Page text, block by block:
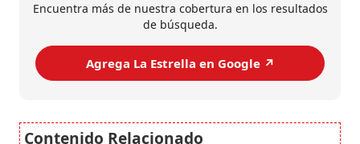
Encuentra más de nuestra cobertura en los resultados
de búsqueda.
Agrega La Estrella en Google ↗️